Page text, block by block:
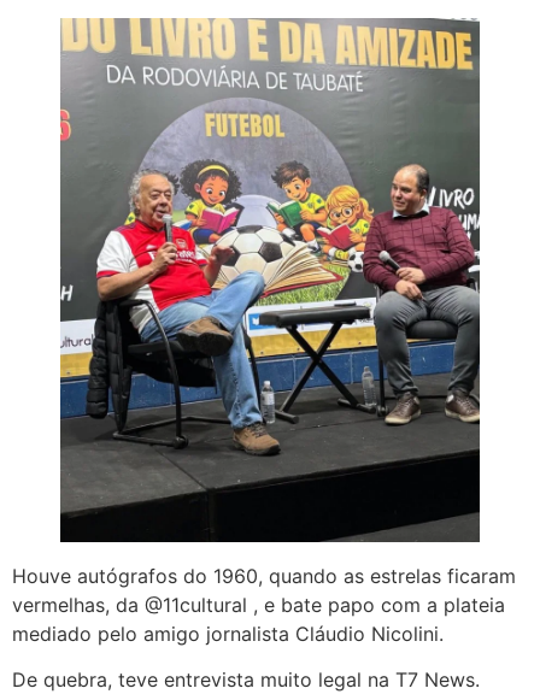
Houve autógrafos do 1960, quando as estrelas ficaram
vermelhas, da @11cultural , e bate papo com a plateia
mediado pelo amigo jornalista Cláudio Nicolini.
De quebra, teve entrevista muito legal na T7 News.